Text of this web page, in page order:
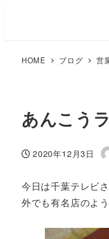
HOME ブログ 営
あんこう
投稿日
2020年12月3日
著
今日は千葉テレビ
外でも有名店のよう